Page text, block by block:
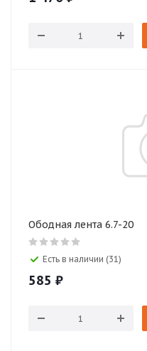
Ободная лента 6.7-20
Есть в наличии (31)
585 ₽